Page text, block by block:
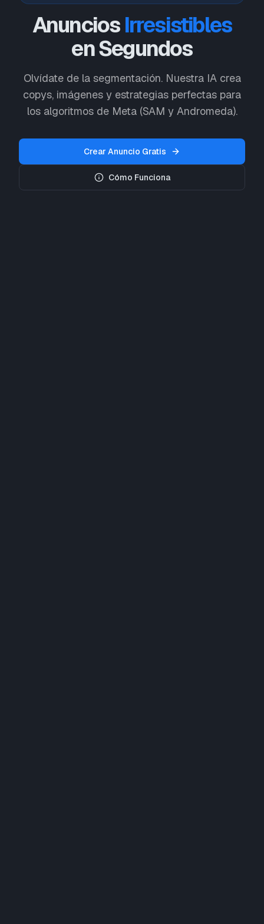
AnunciosIrresistibles
en Segundos
Olvídate de la segmentación. Nuestra IA crea
copys, imágenes y estrategias perfectas para
los algoritmos de Meta (SAM y Andromeda).
Crear Anuncio Gratis
Cómo Funciona